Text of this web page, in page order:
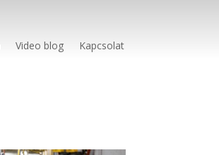
Video blog Kapcsolat